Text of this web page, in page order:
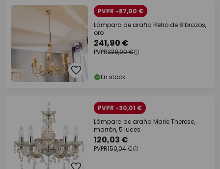
PVPR -87,00 €
Lámpara de araña Retro de 8 brazos,
oro
241,90 €
PVPR328,90 €
En stock
PVPR -30,01 €
Lámpara de araña Marie Therese,
marrón, 5 luces
120,03 €
PVPR150,04 €